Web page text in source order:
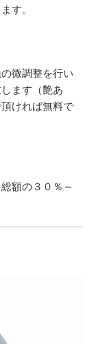
す。
微調整を行い
ます（艶あ
ければ無料で
額の３０％～